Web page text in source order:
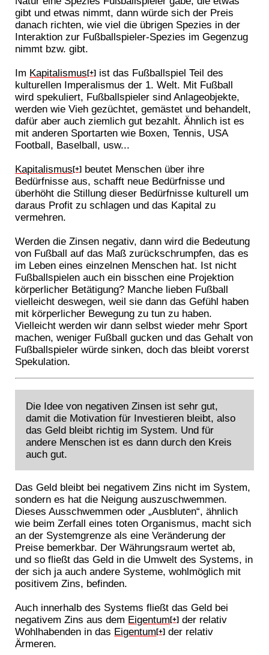
gibt und etwas nimmt, dann würde sich der Preis
danach richten, wie viel die übrigen Spezies in der
Interaktion zur Fußballspieler-Spezies im Gegenzug
nimmt bzw. gibt.
Im Kapitalismus[+] ist das Fußballspiel Teil des
kulturellen Imperalismus der 1. Welt. Mit Fußball
wird spekuliert, Fußballspieler sind Anlageobjekte,
werden wie Vieh gezüchtet, gemästet und behandelt,
dafür aber auch ziemlich gut bezahlt. Ähnlich ist es
mit anderen Sportarten wie Boxen, Tennis, USA
Football, Baselball, usw...
Kapitalismus[+] beutet Menschen über ihre
Bedürfnisse aus, schafft neue Bedürfnisse und
überhöht die Stillung dieser Bedürfnisse kulturell um
daraus Profit zu schlagen und das Kapital zu
vermehren.
Werden die Zinsen negativ, dann wird die Bedeutung
von Fußball auf das Maß zurückschrumpfen, das es
im Leben eines einzelnen Menschen hat. Ist nicht
Fußballspielen auch ein bisschen eine Projektion
körperlicher Betätigung? Manche lieben Fußball
vielleicht deswegen, weil sie dann das Gefühl haben
mit körperlicher Bewegung zu tun zu haben.
Vielleicht werden wir dann selbst wieder mehr Sport
machen, weniger Fußball gucken und das Gehalt von
Fußballspieler würde sinken, doch das bleibt vorerst
Spekulation.
Die Idee von negativen Zinsen ist sehr gut,
damit die Motivation für Investieren bleibt, also
das Geld bleibt richtig im System. Und für
andere Menschen ist es dann durch den Kreis
auch gut.
Das Geld bleibt bei negativem Zins nicht im System,
sondern es hat die Neigung auszuschwemmen.
Dieses Ausschwemmen oder „Ausbluten“, ähnlich
wie beim Zerfall eines toten Organismus, macht sich
an der Systemgrenze als eine Veränderung der
Preise bemerkbar. Der Währungsraum wertet ab,
und so fließt das Geld in die Umwelt des Systems, in
der sich ja auch andere Systeme, wohlmöglich mit
positivem Zins, befinden.
Auch innerhalb des Systems fließt das Geld bei
negativem Zins aus dem Eigentum[+] der relativ
Wohlhabenden in das Eigentum[+] der relativ
Ärmeren.